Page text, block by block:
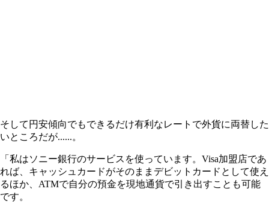
そして円安傾向でもできるだけ有利なレートで外貨に両替した
いところだが......。
「私はソニー銀行のサービスを使っています。Visa加盟店であ
れば、キャッシュカードがそのままデビットカードとして使え
るほか、ATMで自分の預金を現地通貨で引き出すことも可能
です。